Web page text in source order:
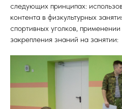
следующих принципах:
контента в физкультурных
спортивных уголков,
закрепления знаний на занятии: